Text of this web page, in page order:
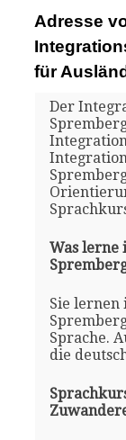
Adresse
für
Der
Was lerne
Sie
Sprache.
die